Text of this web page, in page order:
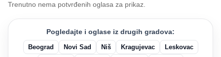
Trenutno nema potvrđenih oglasa za prikaz.
Pogledajte i oglase iz drugih gradova:
Beograd Novi Sad Niš Kragujevac
Leskovac